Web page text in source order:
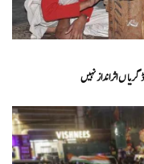
ں اثرانداز نہیں